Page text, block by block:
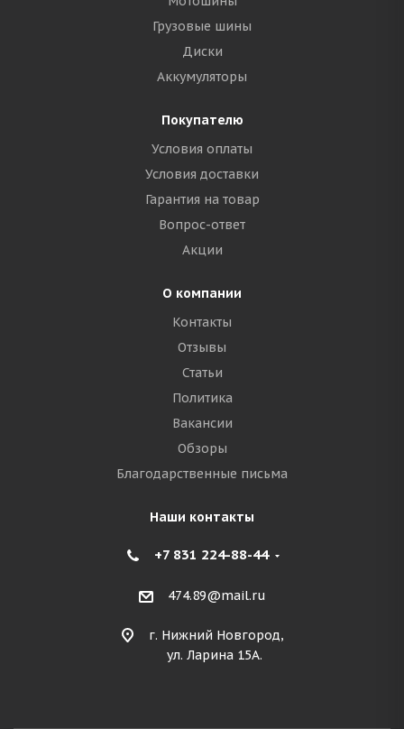
Грузовые шины
Диски
Аккумуляторы
Покупателю
Условия оплаты
Условия доставки
Гарантия на товар
Вопрос-ответ
Акции
О компании
Контакты
Отзывы
Статьи
Политика
Вакансии
Обзоры
Благодарственные письма
Наши контакты
+7 831 224-88-44
474.89@mail.ru
г. Нижний Новгород,
ул. Ларина 15А.